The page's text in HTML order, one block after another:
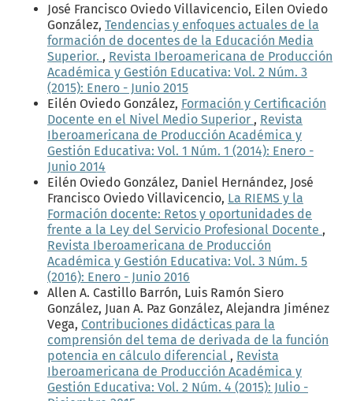
José Francisco Oviedo Villavicencio, Eilen Oviedo
González, Tendencias y enfoques actuales de la
formación de docentes de la Educación Media
Superior. , Revista Iberoamericana de Producción
Académica y Gestión Educativa: Vol. 2 Núm. 3
(2015): Enero - Junio 2015
Eilén Oviedo González, Formación y Certificación
Docente en el Nivel Medio Superior , Revista
Iberoamericana de Producción Académica y
Gestión Educativa: Vol. 1 Núm. 1 (2014): Enero -
Junio 2014
Eilén Oviedo González, Daniel Hernández, José
Francisco Oviedo Villavicencio, La RIEMS y la
Formación docente: Retos y oportunidades de
frente a la Ley del Servicio Profesional Docente ,
Revista Iberoamericana de Producción
Académica y Gestión Educativa: Vol. 3 Núm. 5
(2016): Enero - Junio 2016
Allen A. Castillo Barrón, Luis Ramón Siero
González, Juan A. Paz González, Alejandra Jiménez
Vega, Contribuciones didácticas para la
comprensión del tema de derivada de la función
potencia en cálculo diferencial , Revista
Iberoamericana de Producción Académica y
Gestión Educativa: Vol. 2 Núm. 4 (2015): Julio -